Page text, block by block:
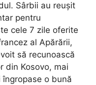
Sârbii au reușit
pentru
cele 7 zile oferite
al Apărării,
să recunoască
din Kosovo, mai
o bună